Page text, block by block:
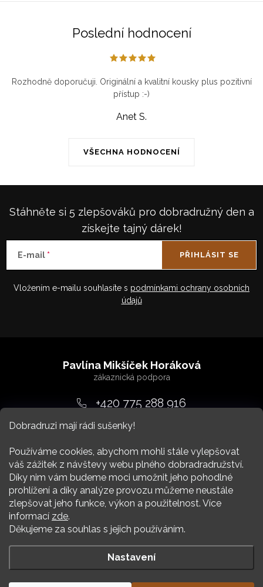
Dobradruzi mají rádi sušenky!
Používáme cookies, abychom mohli stále vylepšovat
váš zážitek z návštevy webu plného dobradradružství.
Díky nim vám budeme moci umožnit jeho pohodlné
prohlížení a díky analýze provozu můžeme neustále
zlepšovat jeho funkce, výkon a použitelnost. Více
informací zde.
Děkujeme za souhlas s jejich používáním.
Nastavení
Poslední hodnocení
VŠECHNA HODNOCENÍ
Rozhodně doporučuji. Originální a kvalitní kousky plus pozitivní
přístup :-)
Anet S.
Stáhněte si 5 zlepšováků pro dobradružný den a
získejte tajný dárek!
E-mail
Vložením e-mailu souhlasíte s podmínkami ochrany osobních
údajů
PŘIHLÁSIT SE
a
Nákup
Více Dobradruha
Pavlína Mikšíček Horáková
+420 775 288 916
srdcem@dobradruh.cz